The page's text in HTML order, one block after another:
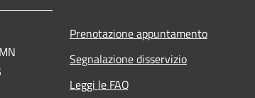
Prenotazione appuntamento
Segnalazione disservizio
Leggi le FAQ